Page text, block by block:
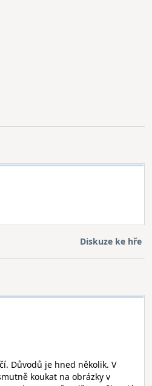
Diskuze ke hře
Důvodů je hned několik. V
koukat na obrázky v